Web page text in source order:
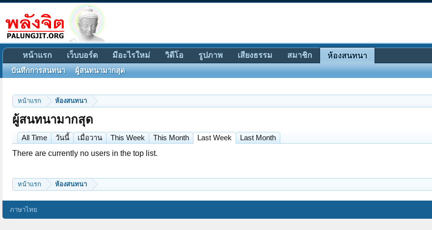
หน้าแรก ห้องสนทนา
ผู้สนทนามากสุด
All Time วันนี้ เมื่อวาน This Week This Month Last Week
Last Month
There are currently no users in the top list.
หน้าแรก ห้องสนทนา
หน้าแรก เว็บบอร์ด มีอะไรใหม่ วิดีโอ รูปภาพ เสียงธรรม สมาชิก ห้องสนทนา
บันทึกการสนทนา ผู้สนทนามากสุด
ภาษาไทย